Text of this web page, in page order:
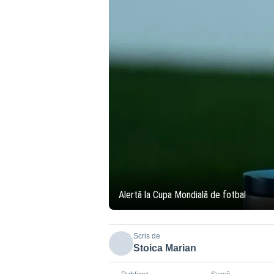
Alertă la Cupa Mondială de fotbal
Scris de
Stoica Marian